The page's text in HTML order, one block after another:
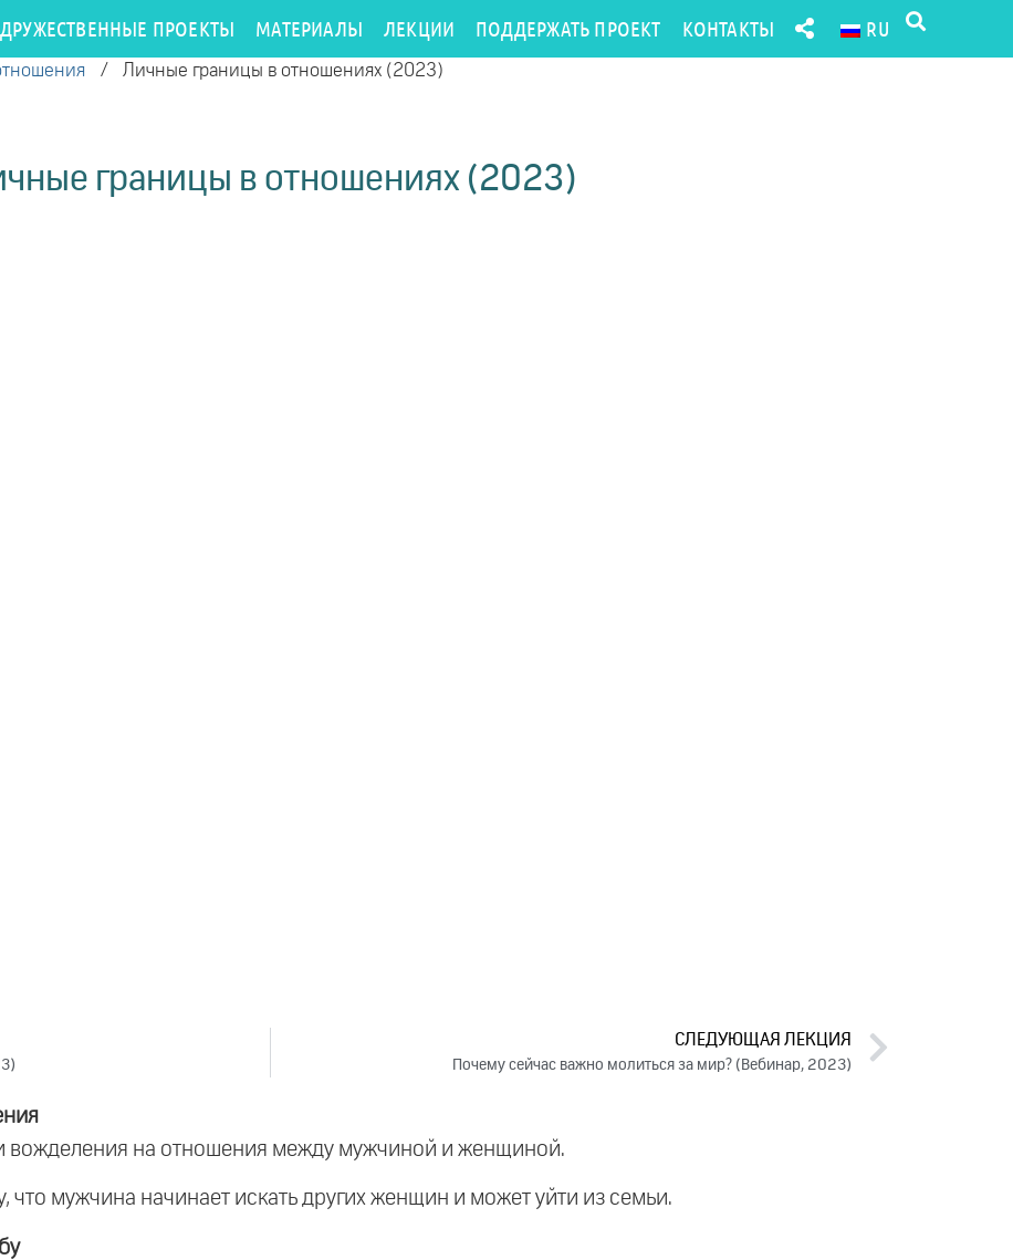
ДРУЖЕСТВЕННЫЕ ПРОЕКТЫ МАТЕРИАЛЫ ЛЕКЦИИ ПОДДЕРЖАТЬ ПРОЕКТ КОНТАКТЫ RU
/ Личные границы в отношениях (2023)
границы в отношениях (2023)
СЛЕДУЮЩАЯ ЛЕКЦИЯ
Почему сейчас важно молиться за мир? (Вебинар, 2023)
вожделения на отношения между мужчиной и женщиной.
что мужчина начинает искать других женщин и может уйти из семьи.